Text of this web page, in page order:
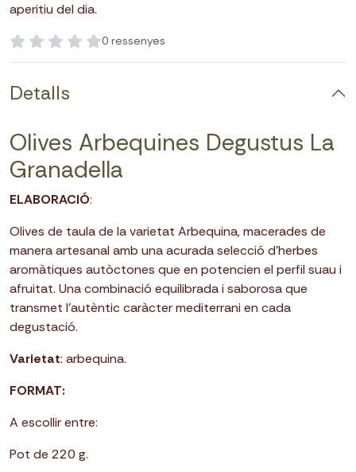
aperitiu del dia.
0 ressenyes
Detalls
Olives Arbequines Degustus La
Granadella
ELABORACIÓ:
Olives de taula de la varietat Arbequina, macerades de
manera artesanal amb una acurada selecció d’herbes
aromàtiques autòctones que en potencien el perfil suau i
afruitat. Una combinació equilibrada i saborosa que
transmet l’autèntic caràcter mediterrani en cada
degustació.
Varietat: arbequina.
FORMAT:
A escollir entre:
Pot de 220 g.